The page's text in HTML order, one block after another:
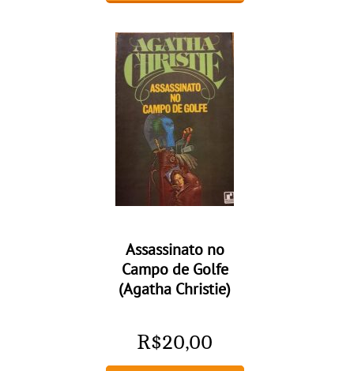
Assassinato no
Campo de Golfe
(Agatha Christie)
R$20,00